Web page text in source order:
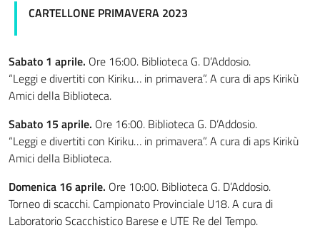
CARTELLONE PRIMAVERA 2023
Sabato 1 aprile. Ore 16:00. Biblioteca G. D’Addosio.
“Leggi e divertiti con Kiriku… in primavera”. A cura di aps Kirikù
Amici della Biblioteca.
Sabato 15 aprile. Ore 16:00. Biblioteca G. D’Addosio.
“Leggi e divertiti con Kiriku… in primavera”. A cura di aps Kirikù
Amici della Biblioteca.
Domenica 16 aprile. Ore 10:00. Biblioteca G. D’Addosio.
Torneo di scacchi. Campionato Provinciale U18. A cura di
Laboratorio Scacchistico Barese e UTE Re del Tempo.